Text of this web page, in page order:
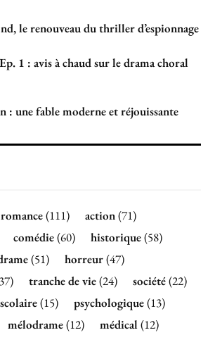
le renouveau du thriller d’espionnage
1 : avis à chaud sur le drama choral
: une fable moderne et réjouissante
romance(111) action(71)
comédie(60) historique(58)
(51) horreur(47)
tranche de vie(24) société(22)
scolaire(15) psychologique(13)
mélodrame(12) médical(12)